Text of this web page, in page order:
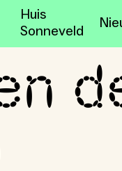
Huis
Sonneveld